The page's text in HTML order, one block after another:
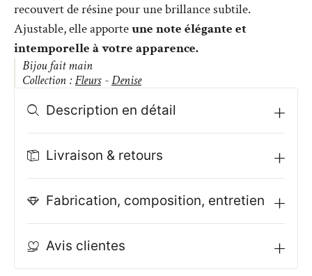
recouvert de résine pour une brillance subtile.
Ajustable, elle apporteune note élégante et
intemporelle à votre apparence.
Bijou fait main
Collection :Fleurs -Denise
Description en détail
Livraison & retours
Fabrication, composition, entretien
Avis clientes